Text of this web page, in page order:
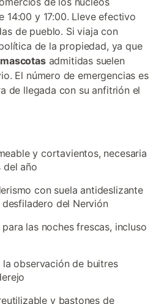
14:00 y 17:00. Lleve efectivo
de pueblo. Si viaja con
de la propiedad, ya que
admitidas suelen
El número de emergencias es
de llegada con su anfitrión el
y cortavientos, necesaria
del año
con suela antideslizante
del Nervión
las noches frescas, incluso
la observación de buitres
y bastones de